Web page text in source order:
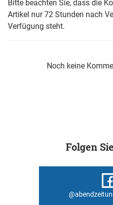
Bitte beachten Sie, dass die
Artikel nur 72 Stunden nach
Verfügung steht.
Noch keine
Folgen